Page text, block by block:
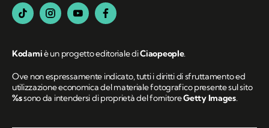
Kodamiè un progetto editoriale diCiaopeople.
Ove non espressamente indicato, tutti i diritti di sfruttamento ed
utilizzazione economica del materiale fotografico presente sul sito
%ssono da intendersi di proprietà del fornitoreGetty Images.